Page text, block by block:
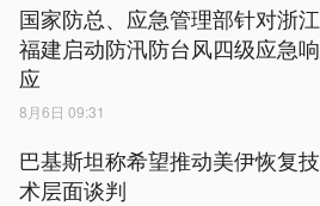
国家防总、应急管理部针对浙江
福建启动防汛防台风四级应急响
应
8月6日 09:31
巴基斯坦称希望推动美伊恢复技
术层面谈判